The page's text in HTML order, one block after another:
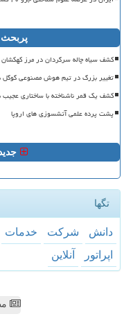
پربحث
کشف سیاه چاله سرگردان در مرز
تغییر بزرگ در تیم هوش مصنوعی
کشف یک قمر ناشناخته با ساختاری
پشت پرده علمی آتشسوزی های اروپا
تگها
دانش شركت خدمات
اپراتور
آنلاین